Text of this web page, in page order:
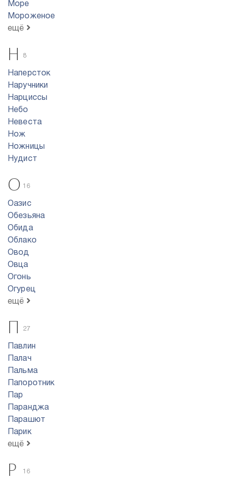
Море
Мороженое
ещё
Н 8
Наперсток
Наручники
Нарциссы
Небо
Невеста
Нож
Ножницы
Нудист
О 16
Оазис
Обезьяна
Обида
Облако
Овод
Овца
Огонь
Огурец
ещё
П 27
Павлин
Палач
Пальма
Папоротник
Пар
Паранджа
Парашют
Парик
ещё
Р 16